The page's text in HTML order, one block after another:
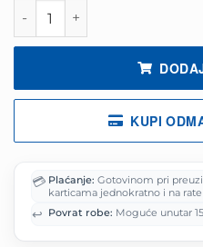
Guma G155/65R14 75T
KUPI
💳 Plaćanje: Gotovinom pri
karticama jednokratno i na rate
↩️ Povrat robe: Moguće unutar